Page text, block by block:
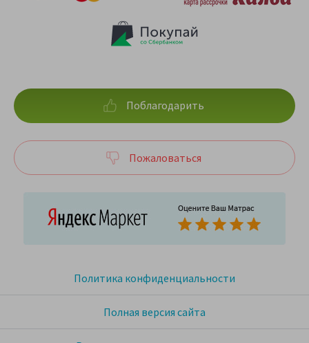
Политика конфиденциальности
Полная версия сайта
Поблагодарить
Пожаловаться